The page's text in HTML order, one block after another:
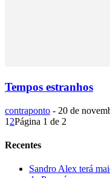
Tempos estranhos
contraponto - 20 de
1 2Página 1 de 2
Recentes
Sandro Alex terá